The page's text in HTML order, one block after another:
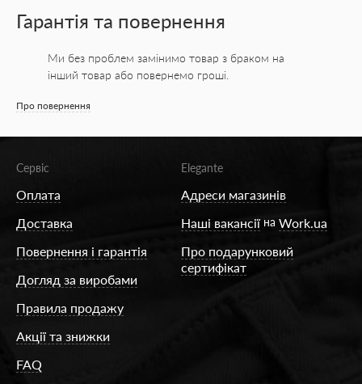
Гарантія та повернення
Ми без проблем замінимо товар з браком на
інший товар або повернемо гроші.
Про повернення
Сервіс
Оплата
Доставка
Повернення і гарантія
Догляд за виробами
Правила продажу
Акції та знижки
FAQ
Elegante
Адреси магазинів
Наші вакансії на Work.ua
Про подарунковий
сертифікат